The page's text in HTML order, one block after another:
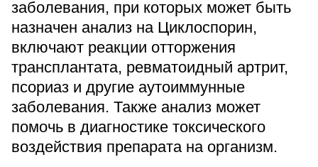
Версия для слабовидящих
заболевания, при которых может быть
назначен анализ на Циклоспорин,
включают реакции отторжения
трансплантата, ревматоидный артрит,
псориаз и другие аутоиммунные
заболевания. Также анализ может
помочь в диагностике токсического
воздействия препарата на организм.